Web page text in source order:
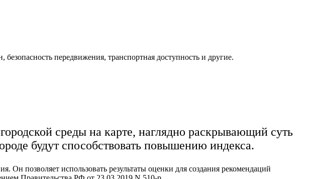
безопасность передвижения, транспортная доступность и другие.
среды на карте, наглядно раскрывающий суть
будут способствовать повышению индекса.
Он позволяет использовать результаты оценки для создания рекомендаций